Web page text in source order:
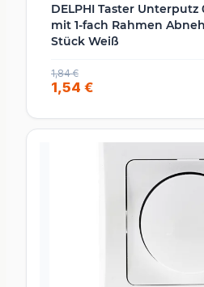
DELPHI Taster Unterputz
mit 1-fach Rahmen
Stück Weiß
1,84 €
1,54 €